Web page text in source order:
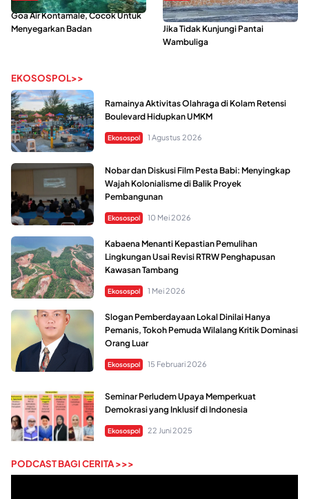
Goa Air Kontamale, Cocok Untuk
Menyegarkan Badan
Berkunjung Ke Wakatobi, Nyesal
Jika Tidak Kunjungi Pantai
Wambuliga
EKOSOSPOL>>
Ramainya Aktivitas Olahraga di Kolam Retensi
Boulevard Hidupkan UMKM
Ekosospol 1 Agustus 2026
Nobar dan Diskusi Film Pesta Babi: Menyingkap
Wajah Kolonialisme di Balik Proyek
Pembangunan
Ekosospol 10 Mei 2026
Kabaena Menanti Kepastian Pemulihan
Lingkungan Usai Revisi RTRW Penghapusan
Kawasan Tambang
Ekosospol 1 Mei 2026
Slogan Pemberdayaan Lokal Dinilai Hanya
Pemanis, Tokoh Pemuda Wilalang Kritik Dominasi
Orang Luar
Ekosospol 15 Februari 2026
Seminar Perludem Upaya Memperkuat
Demokrasi yang Inklusif di Indonesia
Ekosospol 22 Juni 2025
PODCAST BAGI CERITA >>>